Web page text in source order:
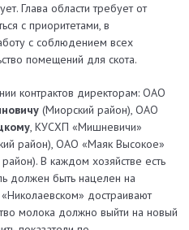
Глава облас­ти требует от
с приоритетами, в
с соблюдением всех
помещений для скота.
контрактов директорам: ОАО
(Миорский район), ОАО
, КУСХП «Мишневичи»
район), ОАО «Маяк Высокое»
В каждом хозяйстве есть
должен быть нацелен на
«Николаевском» достраивают
молока должно выйти на новый